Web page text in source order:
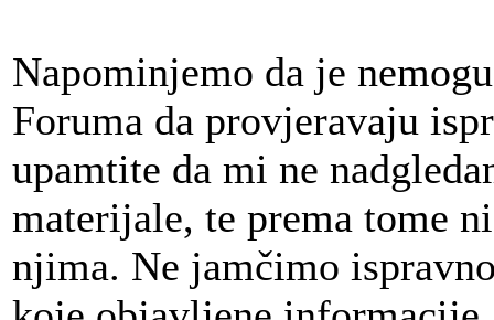
Napominjemo da je
Foruma da provjeravaju
upamtite da mi ne
materijale, te prema tome
njima. Ne jamčimo